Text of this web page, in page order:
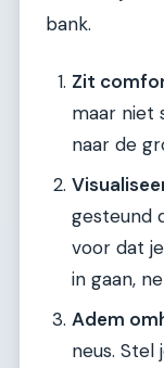
bank.
Zit
maar niet
naar de
gesteund
voor dat
in gaan,
Adem
neus.